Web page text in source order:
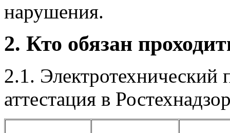
нарушения.
2. Кто обязан
2.1. Электротехнический
аттестация в